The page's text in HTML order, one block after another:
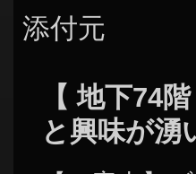
添付元
【 地下74
と興味が湧